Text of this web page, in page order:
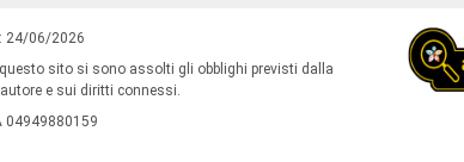
24/06/2026
questo sito si sono assolti gli obblighi previsti dalla
e sui diritti connessi.
04949880159